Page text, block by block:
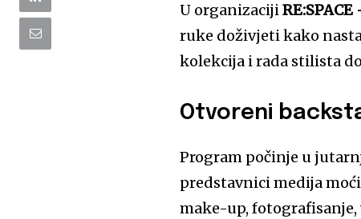
U organizaciji
ruke doživjeti kako
kolekcija i rada stilista
Otvoreni
Program počinje u
predstavnici medija
make-up,